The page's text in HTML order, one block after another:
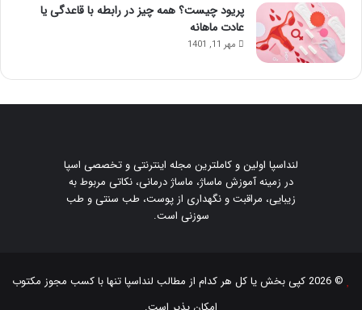
پریود چیست؟ همه چیز در رابطه با قاعدگی یا
عادت ماهانه
مهر 11, 1401
لنداسپا اولین و کاملترین مجله اینترنتی و تخصصی اسپا
در زمینه آموزش ماساژ، ماساژ درمانی، نکاتی مربوط به
زیبایی، مراقبت و نگهداری از پوست، طب سنتی و طب
سوزنی است.
© 2026 کپی بخش یا کل هر کدام از مطالب لنداسپاتنها با کسب مجوز مکتوب